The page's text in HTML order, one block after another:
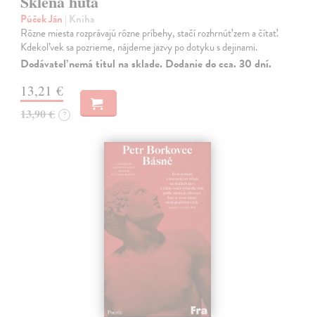
Púček Ján | Kniha
Rôzne miesta rozprávajú rôzne príbehy, stačí rozhrnúť zem a čítať.
Kdekoľvek sa pozrieme, nájdeme jazvy po dotyku s dejinami.
Dodávateľ nemá titul na sklade. Dodanie do cca. 30 dní.
13,21 €
13,90 € ?